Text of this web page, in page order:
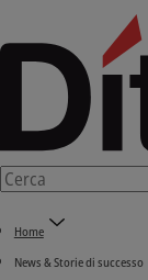
Home
News & Storie di successo